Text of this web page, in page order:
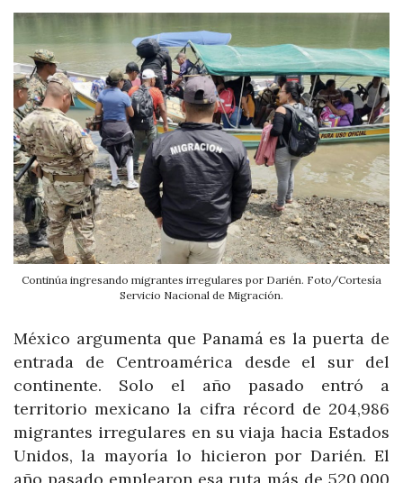
Continúa ingresando migrantes irregulares por Darién. Foto/Cortesía
Servicio Nacional de Migración.
México argumenta que Panamá es la puerta de
entrada de Centroamérica desde el sur del
continente. Solo el año pasado entró a
territorio mexicano la cifra récord de 204,986
migrantes irregulares en su viaja hacia Estados
Unidos, la mayoría lo hicieron por Darién. El